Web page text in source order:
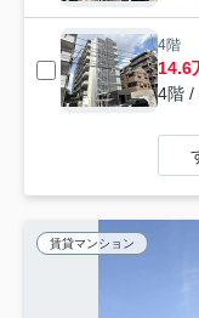
4階
14.6
4階 /
賃貸マンション